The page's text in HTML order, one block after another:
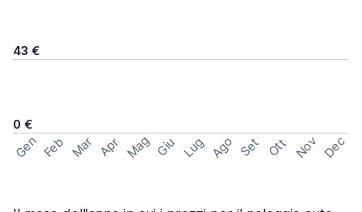
43 €
0 €
Gen Feb Mar Apr Mag Giu Lug Ago Set Ott Nov Dec